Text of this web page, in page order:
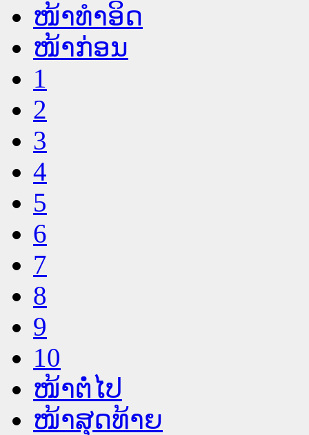
ໜ້າທໍາອິດ
ໜ້າກ່ອນ
1
2
3
4
5
6
7
8
9
10
ໜ້າຕໍ່ໄປ
ໜ້າສຸດທ້າຍ